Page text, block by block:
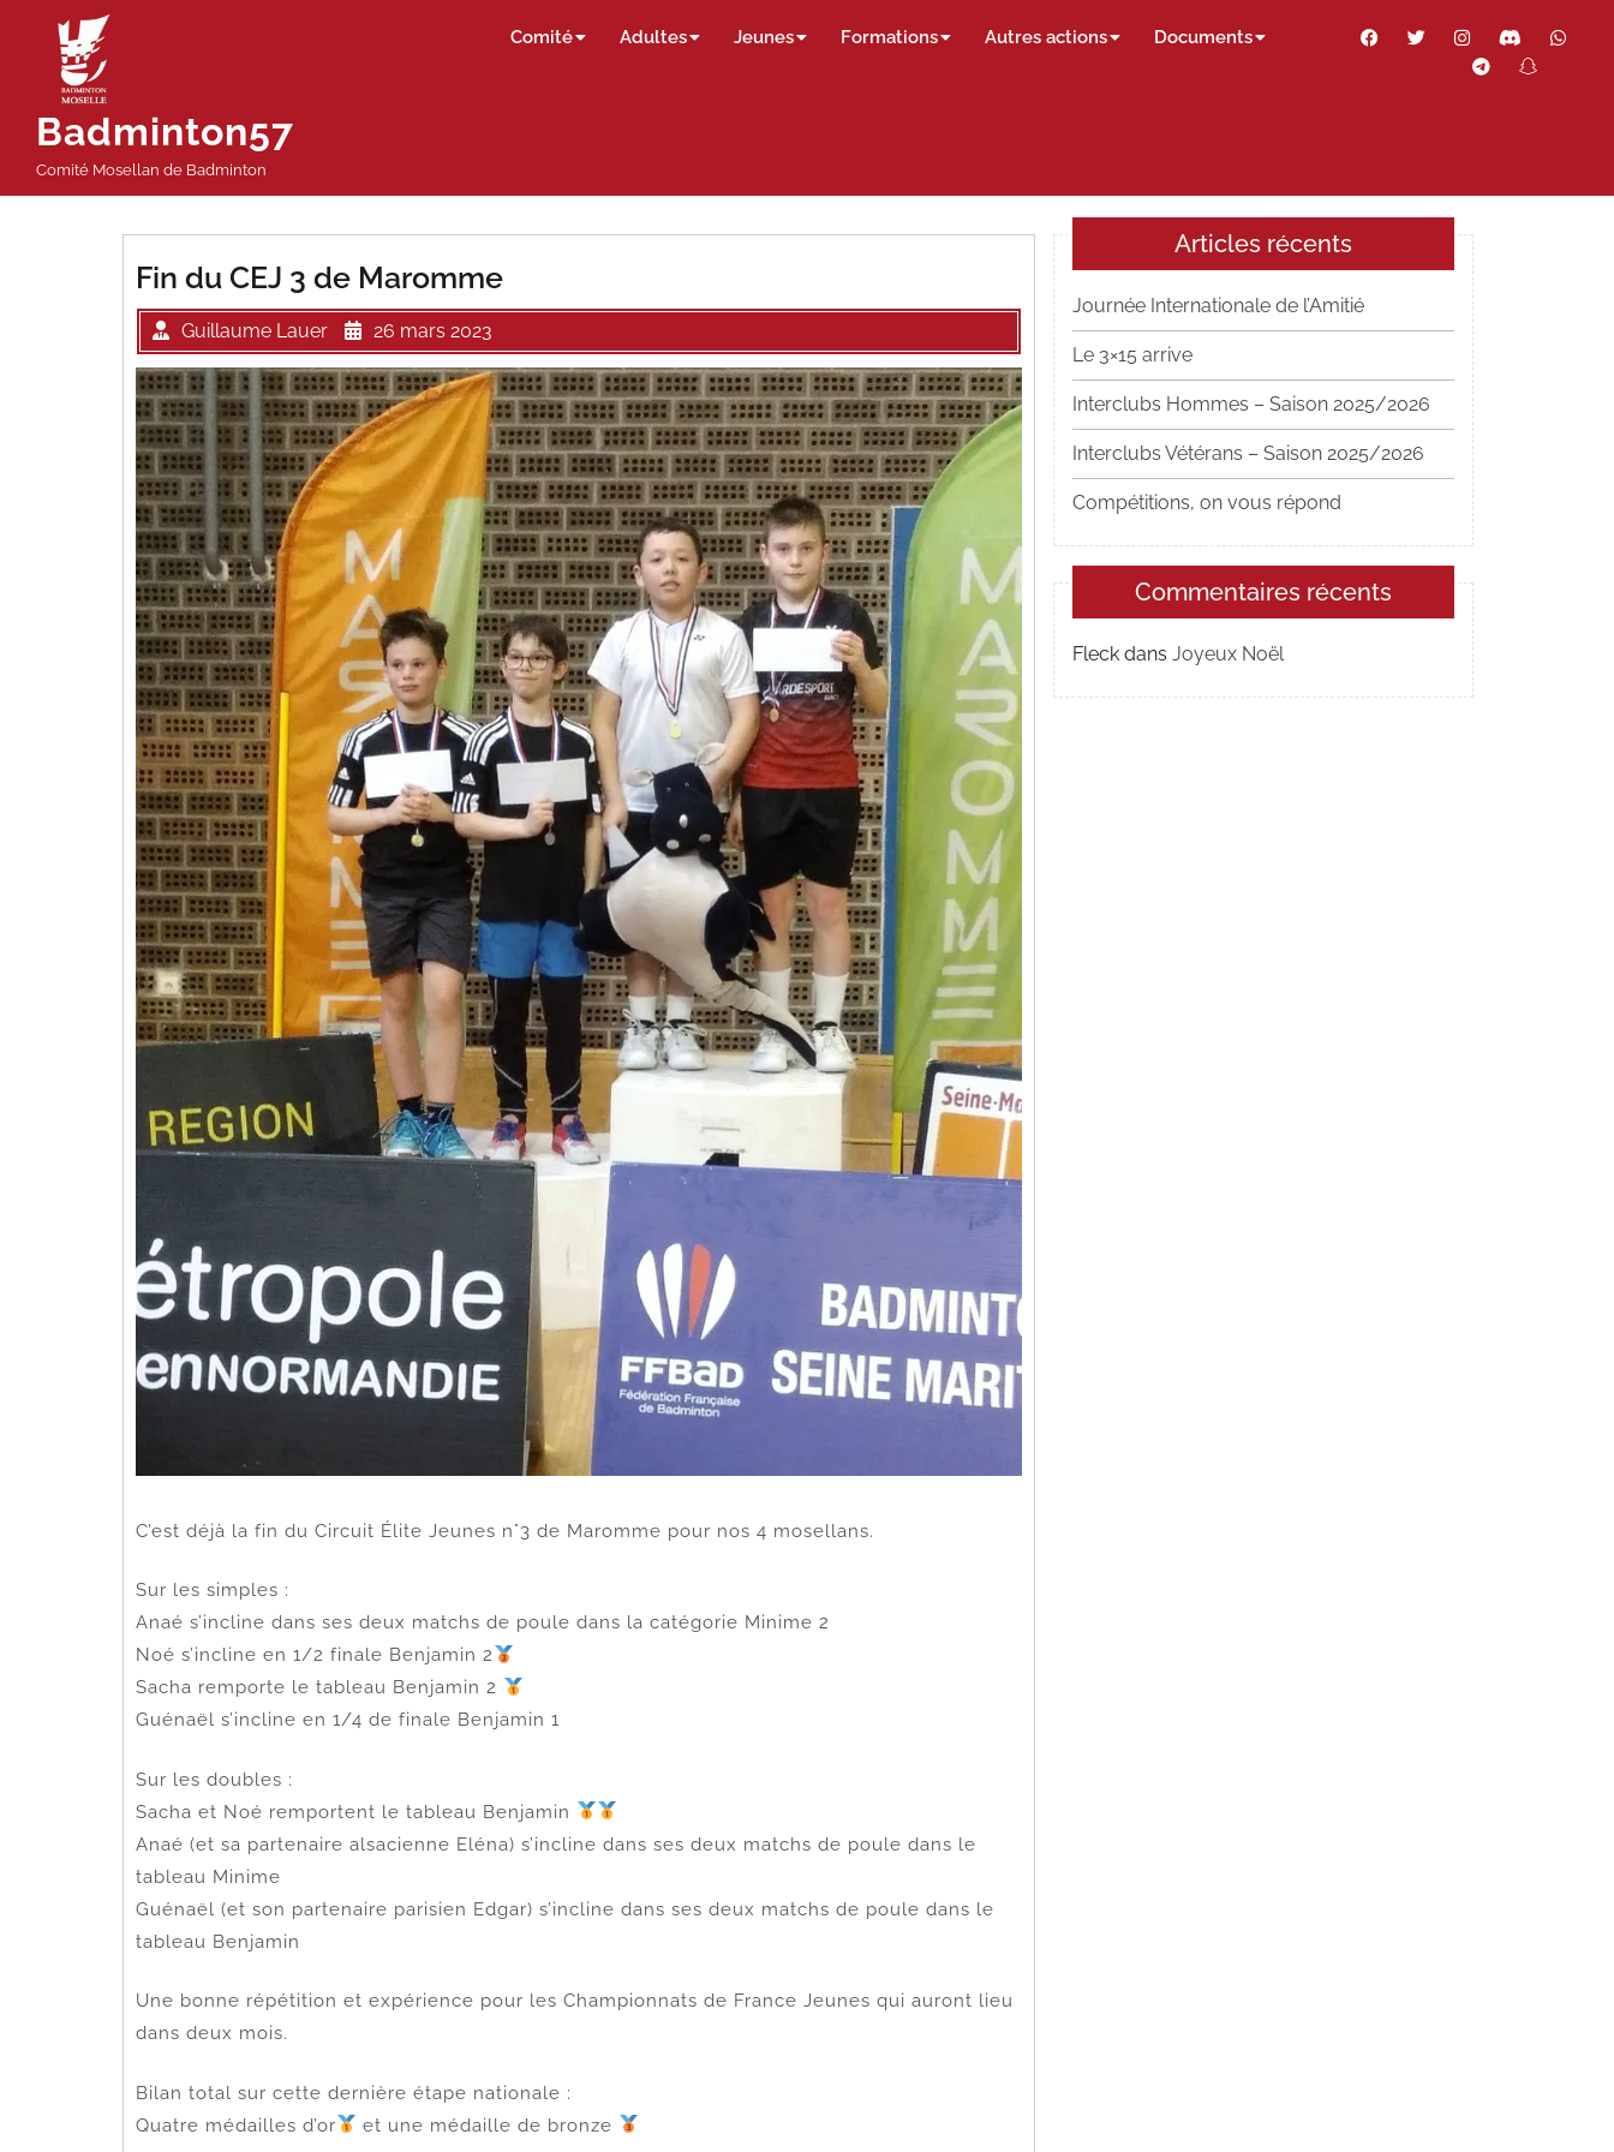
contenu
Badminton57
Comité Mosellan de Badminton
Comité Adultes Jeunes Formations Autres actions Documents Facebook
Twitter InstagramDiscord
Telegram
Fin du CEJ 3 de Maromme
Guillaume Lauer 26 mars 2023
C’est déjà la fin du Circuit Élite Jeunes n°3 de Maromme pour nos 4 mosellans.
Sur les simples :
Anaé s’incline dans ses deux matchs de poule dans la catégorie Minime 2
Noé s’incline en 1/2 finale Benjamin 2
Sacha remporte le tableau Benjamin 2
Guénaël s’incline en 1/4 de finale Benjamin 1
Sur les doubles :
Sacha et Noé remportent le tableau Benjamin
Anaé (et sa partenaire alsacienne Eléna) s’incline dans ses deux matchs de poule dans le
tableau Minime
Guénaël (et son partenaire parisien Edgar) s’incline dans ses deux matchs de poule dans le
tableau Benjamin
Une bonne répétition et expérience pour les Championnats de France Jeunes qui auront lieu
dans deux mois.
Bilan total sur cette dernière étape nationale :
Quatre médailles d’or
et une médaille de bronze
Articles récents
Journée Internationale de l’Amitié
Le 3×15 arrive
Interclubs Hommes – Saison 2025/2026
Interclubs Vétérans – Saison 2025/2026
Compétitions, on vous répond
Commentaires récents
Fleck dans Joyeux Noël